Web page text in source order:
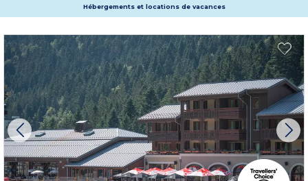
Hébergements et locations de vacances